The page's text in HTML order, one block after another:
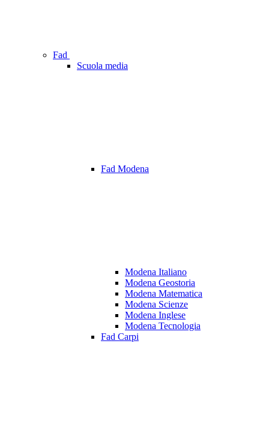
Fad
Scuola media
Fad Modena
Modena Italiano
Modena Geostoria
Modena Matematica
Modena Scienze
Modena Inglese
Modena Tecnologia
Fad Carpi